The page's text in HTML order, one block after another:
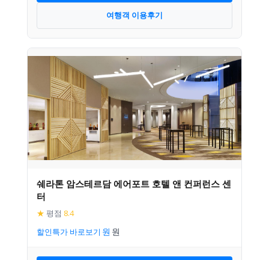
여행객 이용후기
쉐라톤 암스테르담 에어포트 호텔 앤 컨퍼런스 센
터
★ 평점 8.4
할인특가 바로보기